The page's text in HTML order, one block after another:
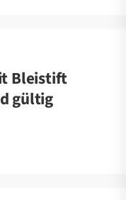
Bleistift
gültig